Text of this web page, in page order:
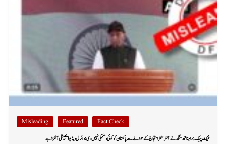
Fact Check
Featured
Misleading
فیکٹ چیک: راجناتھ سنگھ نے جنتر منتر احتجاج کے حوالے سے پاکستان کو کوئی دھمکی نہیں دی؛ وائرل ویڈیو ڈیجیٹلی آلٹرڈ ہے